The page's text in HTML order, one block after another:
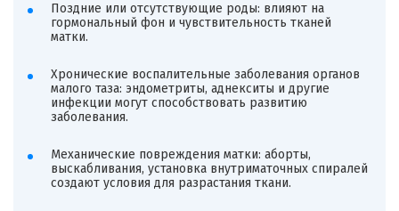
Поздние или отсутствующие роды: влияют на
гормональный фон и чувствительность тканей
матки.
Хронические воспалительные заболевания органов
малого таза: эндометриты, аднекситы и другие
инфекции могут способствовать развитию
заболевания.
Механические повреждения матки: аборты,
выскабливания, установка внутриматочных спиралей
создают условия для разрастания ткани.